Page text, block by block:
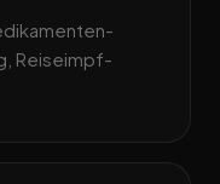
Reiseimpf­